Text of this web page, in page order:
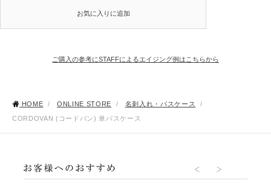
お気に入りに追加
ご購入の参考にSTAFFによるエイジング例はこちらから
HOME / ONLINE STORE / 名刺入れ・パスケース
/
CORDOVAN (コードバン) 単パスケース